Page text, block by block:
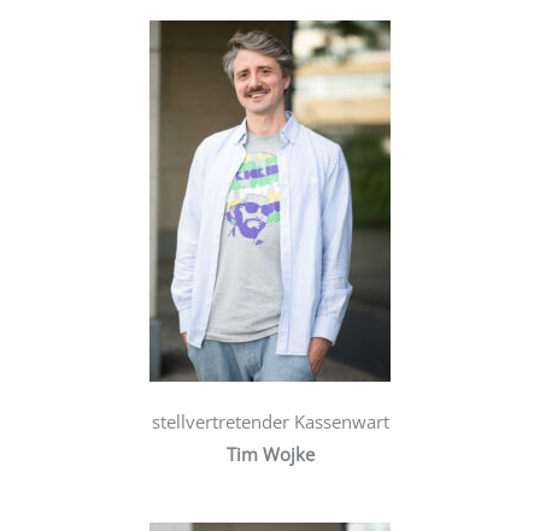
stellvertretender Kassenwart
Tim Wojke